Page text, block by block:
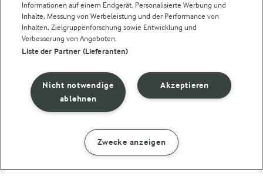
© Arla Foods amba 2026
Cookie Wahl wieder öffnen
Datenschutzbestimmungen
Nutzerbedingungen
Informationen auf einem Endgerät. Personalisierte Werbung und
Inhalte, Messung von Werbeleistung und der Performance von
Inhalten, Zielgruppenforschung sowie Entwicklung und
Verbesserung von Angeboten.
Liste der Partner (Lieferanten)
Akzeptieren
Nicht notwendige
ablehnen
Zwecke anzeigen